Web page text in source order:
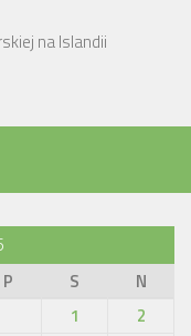
na Islandii
P S
N
1
2